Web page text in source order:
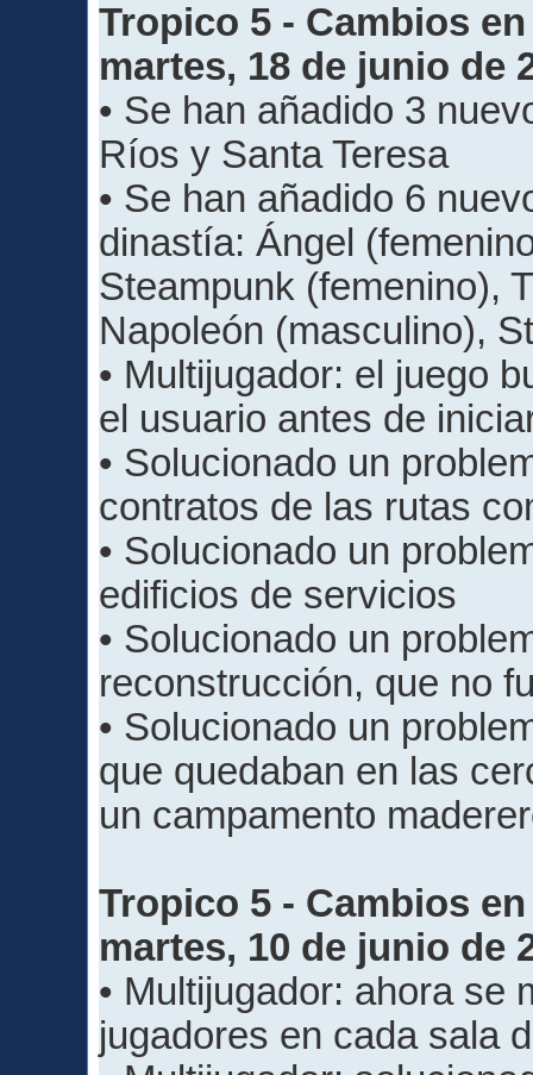
Tropico 5 - Cambios
martes, 18 de junio de
• Se han añadido 3
Ríos y Santa Teresa
• Se han añadido 6
dinastía: Ángel
Steampunk (femenino),
Napoleón (masculino),
• Multijugador: el juego
el usuario antes de
• Solucionado un
contratos de las rutas
• Solucionado un
edificios de servicios
• Solucionado un
reconstrucción, que no
• Solucionado un
que quedaban en las
un campamento
Tropico 5 - Cambios
martes, 10 de junio de
• Multijugador: ahora se
jugadores en cada sala